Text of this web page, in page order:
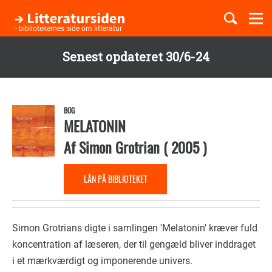
Senest opdateret 30/6-24
hovedindhold
- bibliotekernes side om litteratur
Børnebøger
Temaer
BOG
MELATONIN
AfSimon Grotrian(2005)
LÅN PÅ BIBLIOTEKET
Simon Grotrians digte i samlingen 'Melatonin' kræver fuld
koncentration af læseren, der til gengæld bliver inddraget
i et mærkværdigt og imponerende univers.